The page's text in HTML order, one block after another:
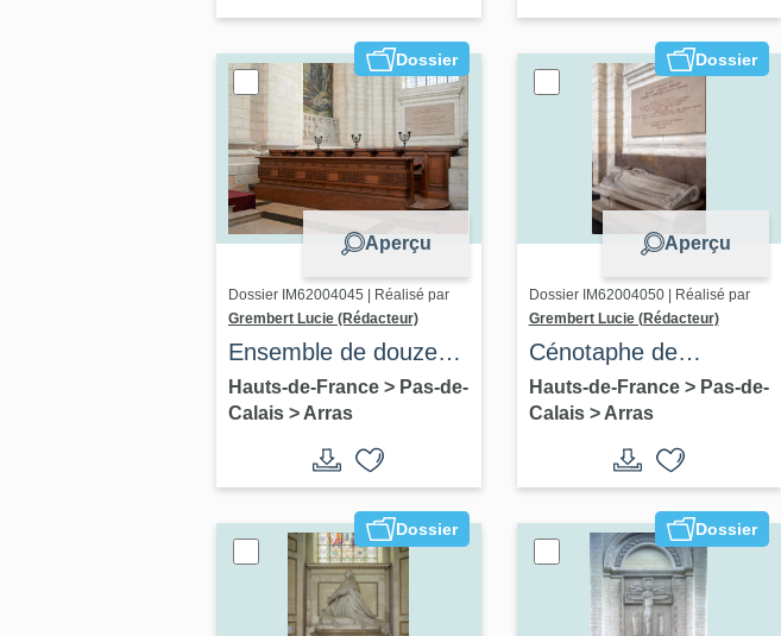
Dossier
Aperçu
Dossier IM62004045 | Réalisé par
Grembert Lucie (Rédacteur)
Ensemble de douze
stalles
Hauts-de-France > Pas-de-
Calais > Arras
Dossier
Aperçu
Dossier IM62004050 | Réalisé par
Grembert Lucie (Rédacteur)
Cénotaphe de
Monseigneur Julien
Hauts-de-France > Pas-de-
Calais > Arras
Dossier Dossier